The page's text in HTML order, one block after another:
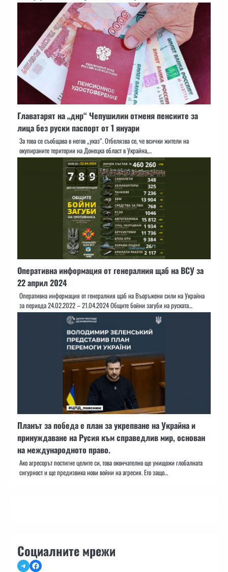
Главатарят на „днр“ Чепушилин отменя пенсиите за
лица без руски паспорт от 1 януари
За това се съобщава в негов „указ“. Отбелязва се, че всички жители на
окупираните територии на Донецка област в Украйна,…
Оперативна информация от генералния щаб на ВСУ за
22 април 2024
Оперативна информация от генералния щаб на Въоръжени сили на Украйна
за периода 24.02.2022 – 21.04.2024 Общите бойни загуби на руската…
Планът за победа е план за укрепване на Украйна и
принуждаване на Русия към справедлив мир, основан
на международното право.
Ако агресорът постигне целите си, това окончателно ще унищожи глобалната
сигурност и ще предизвика нови войни на агресия. Ето защо…
Социалните мрежи
TelegramFacebook